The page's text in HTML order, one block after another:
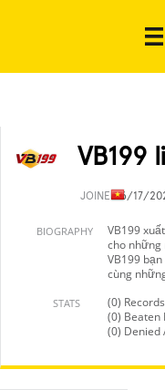
VB199
JOINED6/17/
BIOGRAPHY
VB199
cho
VB199
cùng
STATS
(0)
(0) Beaten
(0) Denied